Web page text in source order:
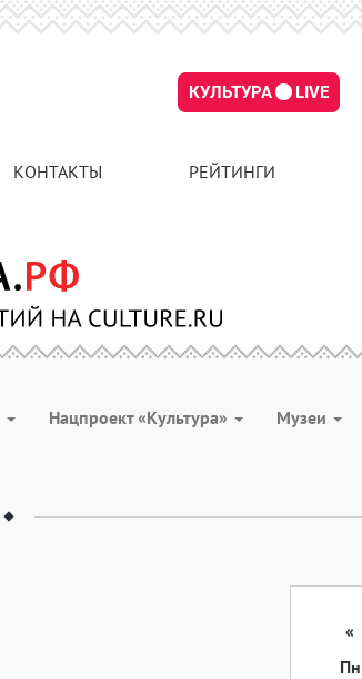
КУЛЬТУРА LIVE
КОНТАКТЫ РЕЙТИНГИ
Нацпроект «Культура» Музеи
«
Пн